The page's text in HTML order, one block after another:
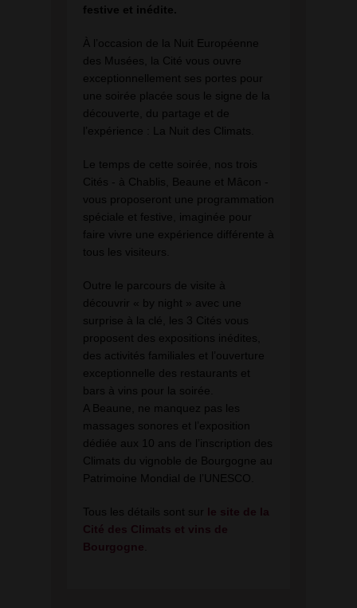
festive et inédite.
À l’occasion de la Nuit Européenne
des Musées, la Cité vous ouvre
exceptionnellement ses portes pour
une soirée placée sous le signe de la
découverte, du partage et de
l’expérience : La Nuit des Climats.
Le temps de cette soirée, nos trois
Cités - à Chablis, Beaune et Mâcon -
vous proposeront une programmation
spéciale et festive, imaginée pour
faire vivre une expérience différente à
tous les visiteurs.
Outre le parcours de visite à
découvrir « by night » avec une
surprise à la clé, les 3 Cités vous
proposent des expositions inédites,
des activités familiales et l’ouverture
exceptionnelle des restaurants et
bars à vins pour la soirée.
A Beaune, ne manquez pas les
massages sonores et l’exposition
dédiée aux 10 ans de l’inscription des
Climats du vignoble de Bourgogne au
Patrimoine Mondial de l’UNESCO.
Tous les détails sont sur le site de la
Cité des Climats et vins de
Bourgogne